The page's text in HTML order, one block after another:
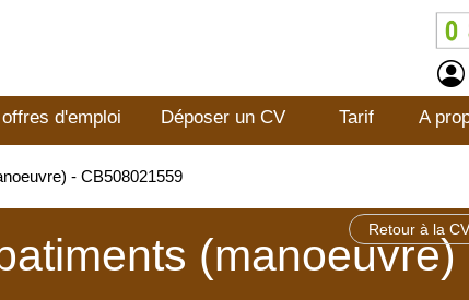
d'emploi Déposer un CV Tarif A
- CB508021559
Retour à la
(manoeuvre)